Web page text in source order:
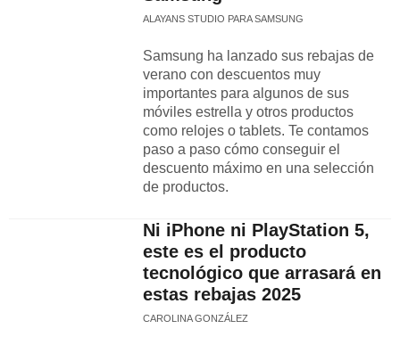
ALAYANS STUDIO PARA SAMSUNG
Samsung ha lanzado sus rebajas de
verano con descuentos muy
importantes para algunos de sus
móviles estrella y otros productos
como relojes o tablets. Te contamos
paso a paso cómo conseguir el
descuento máximo en una selección
de productos.
Ni iPhone ni PlayStation 5,
este es el producto
tecnológico que arrasará en
estas rebajas 2025
CAROLINA GONZÁLEZ